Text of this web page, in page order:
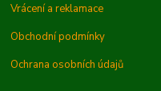
Vrácení a reklamace
Obchodní podmínky
Ochrana osobních údajů